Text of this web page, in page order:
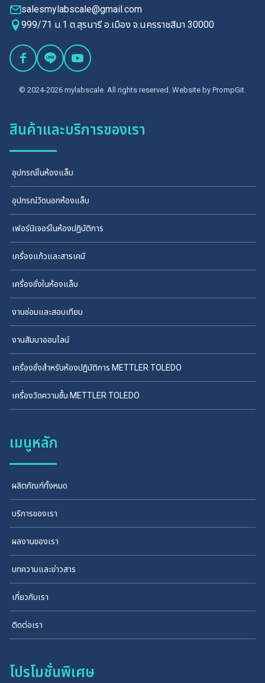
salesmylabscale@gmail.com
999/71 ม.1 ต.สุรนารี อ.เมือง จ.นครราชสีมา 30000
© 2024-2026 mylabscale. All rights reserved. Website by PrompGit.
สินค้าและบริการของเรา
อุปกรณ์ในห้องแล็บ
อุปกรณ์วัดนอกห้องแล็บ
เฟอร์นิเจอร์ในห้องปฏิบัติการ
เครื่องแก้วและสารเคมี
เครื่องชั่งในห้องแล็บ
งานซ่อมและสอบเทียบ
งานสัมนาออนไลน์
เครื่องชั่งสำหรับห้องปฏิบัติการ METTLER TOLEDO
เครื่องวัดความชื้น METTLER TOLEDO
เมนูหลัก
ผลิตภัณฑ์ทั้งหมด
บริการของเรา
ผลงานของเรา
บทความและข่าวสาร
เกี่ยวกับเรา
ติดต่อเรา
โปรโมชั่นพิเศษ